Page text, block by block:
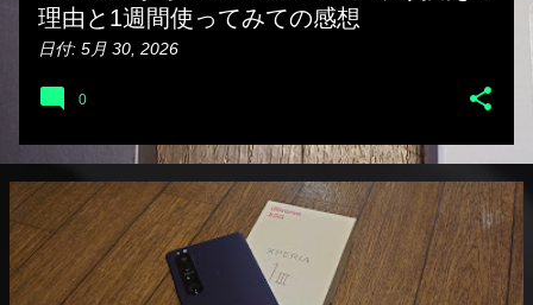
理由と1週間使ってみての感想
日付: 5月 30, 2026
0